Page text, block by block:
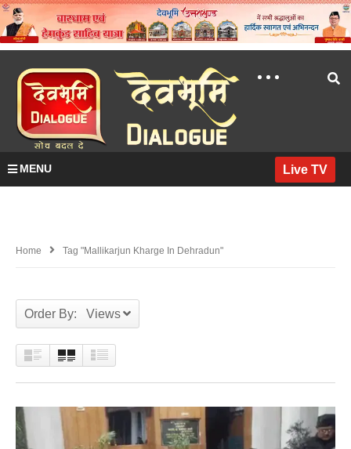
MENU Live TV
Home Tag "mallikarjun Kharge In Dehradun"
Order By: Views